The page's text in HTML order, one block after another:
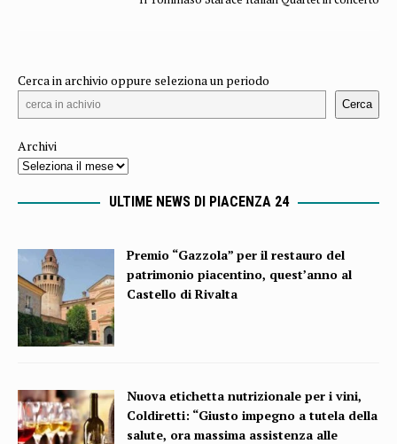
Cerca in archivio oppure seleziona un periodo
Cerca
Archivi
ULTIME NEWS DI PIACENZA 24
Premio “Gazzola” per il restauro del
patrimonio piacentino, quest’anno al
Castello di Rivalta
Nuova etichetta nutrizionale per i vini,
Coldiretti: “Giusto impegno a tutela della
salute, ora massima assistenza alle